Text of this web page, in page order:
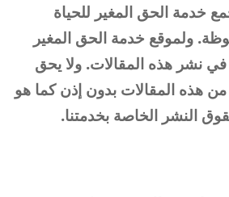
خدمة الحق المغير للحياة
ولموقع خدمة الحق المغير
في نشر هذه المقالات. ولا يحق
هذه المقالات بدون إذن كما هو
النشر الخاصة بخدمتنا.